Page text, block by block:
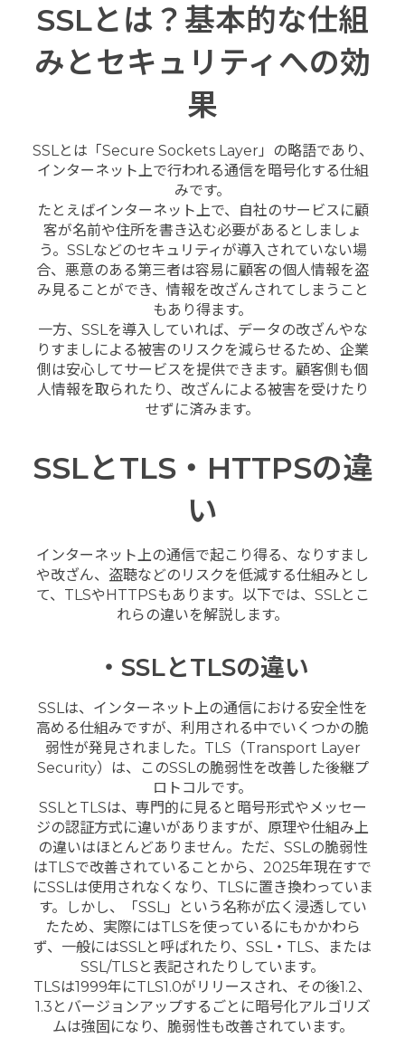
SSLとは？基本的な仕組
みとセキュリティへの効
果
SSLとは「Secure Sockets Layer」の略語であり、
インターネット上で行われる通信を暗号化する仕組
みです。
たとえばインターネット上で、自社のサービスに顧
客が名前や住所を書き込む必要があるとしましょ
う。SSLなどのセキュリティが導入されていない場
合、悪意のある第三者は容易に顧客の個人情報を盗
み見ることができ、情報を改ざんされてしまうこと
もあり得ます。
一方、SSLを導入していれば、データの改ざんやな
りすましによる被害のリスクを減らせるため、企業
側は安心してサービスを提供できます。顧客側も個
人情報を取られたり、改ざんによる被害を受けたり
せずに済みます。
SSLとTLS・HTTPSの違
い
インターネット上の通信で起こり得る、なりすまし
や改ざん、盗聴などのリスクを低減する仕組みとし
て、TLSやHTTPSもあります。以下では、SSLとこ
れらの違いを解説します。
・SSLとTLSの違い
SSLは、インターネット上の通信における安全性を
高める仕組みですが、利用される中でいくつかの脆
弱性が発見されました。TLS（Transport Layer
Security）は、このSSLの脆弱性を改善した後継プ
ロトコルです。
SSLとTLSは、専門的に見ると暗号形式やメッセー
ジの認証方式に違いがありますが、原理や仕組み上
の違いはほとんどありません。ただ、SSLの脆弱性
はTLSで改善されていることから、2025年現在すで
にSSLは使用されなくなり、TLSに置き換わっていま
す。しかし、「SSL」という名称が広く浸透してい
たため、実際にはTLSを使っているにもかかわら
ず、一般にはSSLと呼ばれたり、SSL・TLS、または
SSL/TLSと表記されたりしています。
TLSは1999年にTLS1.0がリリースされ、その後1.2、
1.3とバージョンアップするごとに暗号化アルゴリズ
ムは強固になり、脆弱性も改善されています。